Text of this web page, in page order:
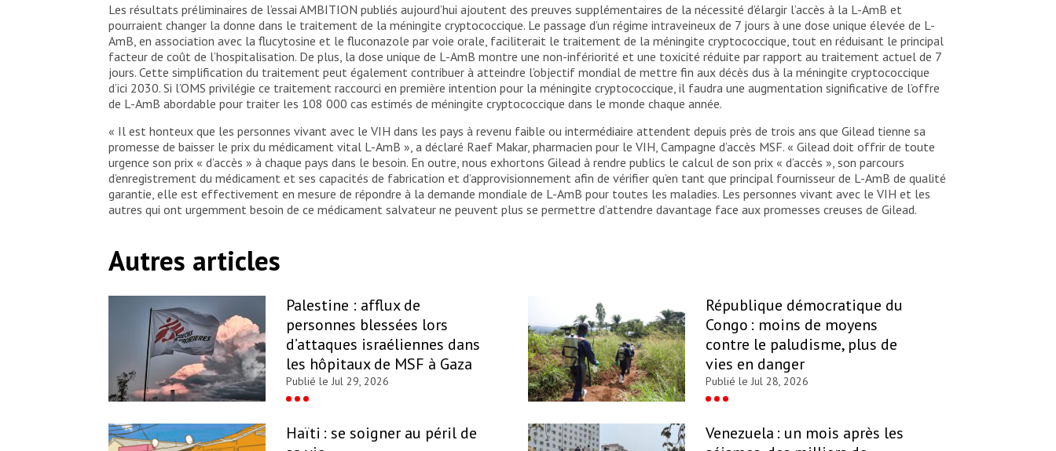
Les résultats préliminaires de l’essai AMBITION publiés aujourd’hui ajoutent des preuves supplémentaires de la nécessité d’élargir l’accès à la L-AmB et
pourraient changer la donne dans le traitement de la méningite cryptococcique. Le passage d’un régime intraveineux de 7 jours à une dose unique élevée de L-
AmB, en association avec la flucytosine et le fluconazole par voie orale, faciliterait le traitement de la méningite cryptococcique, tout en réduisant le principal
facteur de coût de l’hospitalisation. De plus, la dose unique de L-AmB montre une non-infériorité et une toxicité réduite par rapport au traitement actuel de 7
jours. Cette simplification du traitement peut également contribuer à atteindre l’objectif mondial de mettre fin aux décès dus à la méningite cryptococcique
d’ici 2030. Si l’OMS privilégie ce traitement raccourci en première intention pour la méningite cryptococcique, il faudra une augmentation significative de l’offre
de L-AmB abordable pour traiter les 108 000 cas estimés de méningite cryptococcique dans le monde chaque année.
« Il est honteux que les personnes vivant avec le VIH dans les pays à revenu faible ou intermédiaire attendent depuis près de trois ans que Gilead tienne sa
promesse de baisser le prix du médicament vital L-AmB », a déclaré Raef Makar, pharmacien pour le VIH, Campagne d’accès MSF. « Gilead doit offrir de toute
urgence son prix « d’accès » à chaque pays dans le besoin. En outre, nous exhortons Gilead à rendre publics le calcul de son prix « d’accès », son parcours
d’enregistrement du médicament et ses capacités de fabrication et d’approvisionnement afin de vérifier qu’en tant que principal fournisseur de L-AmB de qualité
garantie, elle est effectivement en mesure de répondre à la demande mondiale de L-AmB pour toutes les maladies. Les personnes vivant avec le VIH et les
autres qui ont urgemment besoin de ce médicament salvateur ne peuvent plus se permettre d’attendre davantage face aux promesses creuses de Gilead.
Autres articles
Palestine : afflux de
personnes blessées lors
d’attaques israéliennes dans
les hôpitaux de MSF à Gaza
Publié le Jul 29, 2026
République démocratique du
Congo : moins de moyens
contre le paludisme, plus de
vies en danger
Publié le Jul 28, 2026
Haïti : se soigner au péril de
Venezuela : un mois après les